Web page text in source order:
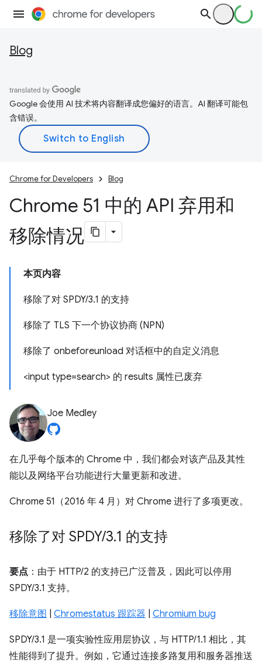
Blog
Google 会使用 AI 技术将内容翻译成您偏好的语言。AI 翻译可能包
含错误。
Chrome for Developers Blog
Chrome 51 中的 API 弃用和
移除情况
本页内容
移除了对 SPDY/3.1 的支持
移除了 TLS 下一个协议协商 (NPN)
移除了 onbeforeunload 对话框中的自定义消息
<input type=search> 的 results 属性已废弃
Joe Medley
在几乎每个版本的 Chrome 中，我们都会对该产品及其性
能以及网络平台功能进行大量更新和改进。
Chrome 51（2016 年 4 月）对 Chrome 进行了多项更改。
移除了对 SPDY/3.1 的支持
要点 ：由于 HTTP/2 的支持已广泛普及，因此可以停用
SPDY/3.1 支持。
移除意图 Chromestatus 跟踪器 Chromium bug
SPDY/3.1 是一项实验性应用层协议，与 HTTP/1.1 相比，其
性能得到了提升。例如，它通过连接多路复用和服务器推送